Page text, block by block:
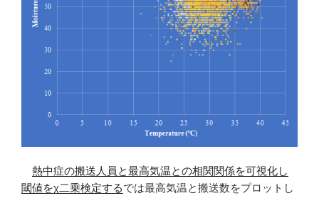
熱中症の搬送人員と最高気温との相関関係を可視化し
閾値をχ二乗検定するでは最高気温と搬送数をプロットし